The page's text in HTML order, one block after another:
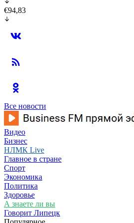
€94,83
Все новости
Видео
Бизнес
НЛМК Live
Главное в стране
Спорт
Экономика
Политика
Здоровье
А знаете ли вы
Говорит Липецк